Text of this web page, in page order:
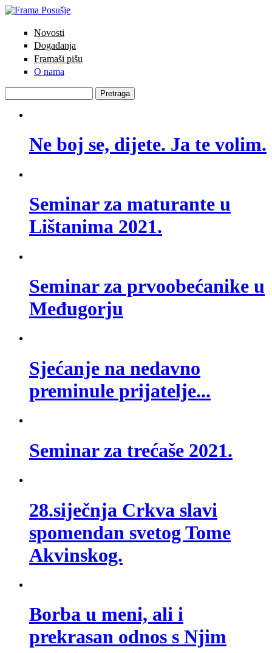
Skoči na glavni sadržaj
Frama
Posušje
Glavni izbornik
Novosti
Događanja
Framaši pišu
O nama
Ne boj se, dijete. Ja te volim.
Seminar za maturante u
Lištanima 2021.
Seminar za prvoobećanike u
Međugorju
Sjećanje na nedavno
preminule prijatelje...
Seminar za trećaše 2021.
28.siječnja Crkva slavi
spomendan svetog Tome
Akvinskog.
Borba u meni, ali i
prekrasan odnos s Njim